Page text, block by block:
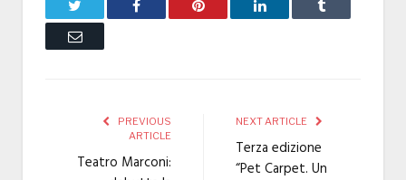
Facebook Pinterest LinkedIn Tumblr
Email
PREVIOUS
ARTICLE
Teatro Marconi:
NEXT ARTICLE
Terza edizione
“Pet Carpet. Un